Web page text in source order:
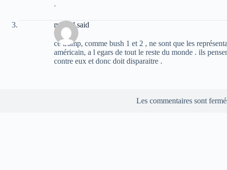
.
mhand said
ce trump, comme bush 1 et 2 , ne sont que les
américain, a l egars de tout le reste du monde . ils
contre eux et donc doit disparaitre .
Les commentaires sont